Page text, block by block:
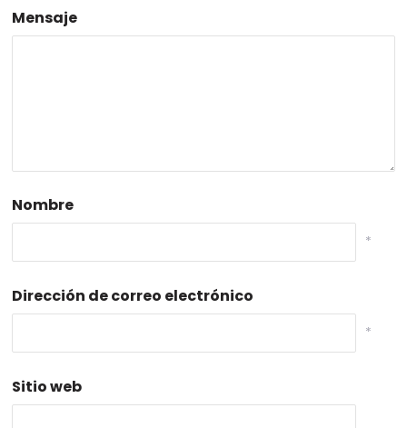
Mensaje
Nombre
*
Dirección de correo electrónico
*
Sitio web